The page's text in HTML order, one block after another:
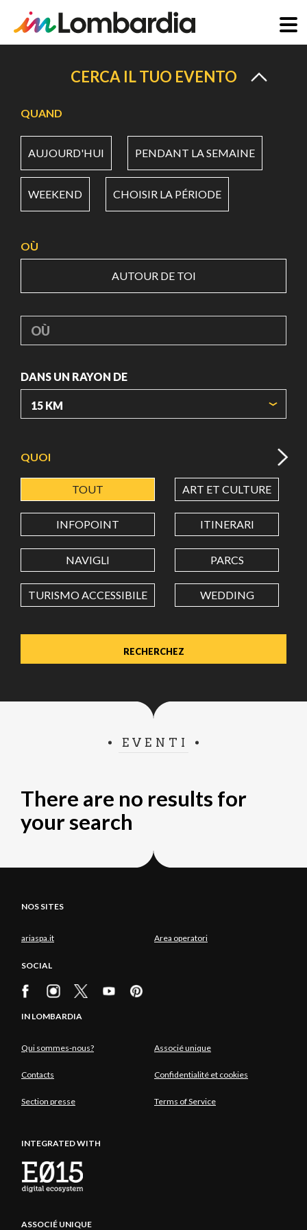
principal
CERCA IL TUO EVENTO
QUAND
AUJOURD'HUI PENDANT LA SEMAINE
WEEKEND CHOISIR LA PÉRIODE
OÙ
AUTOUR DE TOI
OÙ
DANS UN RAYON DE
LATITUDE
LONGITUDE
Value in decimal degrees. Use dot (.) as decimal separator.
QUOI
TOUT ART ET CULTURE
INFOPOINT ITINERARI
NAVIGLI PARCS
TURISMO ACCESSIBILE WEDDING
EVENTI
There are no results for
your search
NOS SITES
ariaspa.it Area operatori
SOCIAL
IN LOMBARDIA
Qui sommes-nous? Associé unique
Contacts Confidentialité et cookies
Section presse Terms of Service
INTEGRATED WITH
ASSOCIÉ UNIQUE